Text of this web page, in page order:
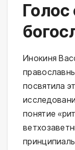
Инокиня
посвятила
понятие